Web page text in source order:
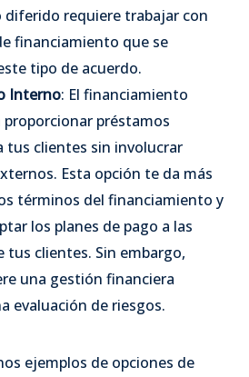
diferido requiere trabajar con
financiamiento que se
tipo de acuerdo.
Interno: El financiamiento
préstamos
tus clientes sin involucrar
Esta opción te da más
términos del financiamiento y
los planes de pago a las
tus clientes. Sin embargo,
una gestión financiera
evaluación de riesgos.
ejemplos de opciones de